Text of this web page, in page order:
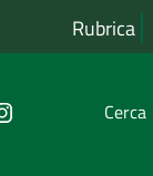
Rubrica
Cerca